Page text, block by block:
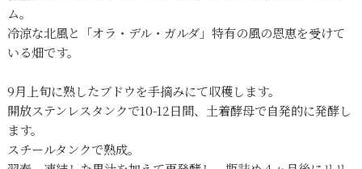
ム。
冷涼な北風と「オラ・デル・ガルダ」特有の風の恩恵を受けて
いる畑です。
9月上旬に熟したブドウを手摘みにて収穫します。
開放ステンレスタンクで10-12日間、土着酵母で自発的に発酵し
ます。
スチールタンクで熟成。